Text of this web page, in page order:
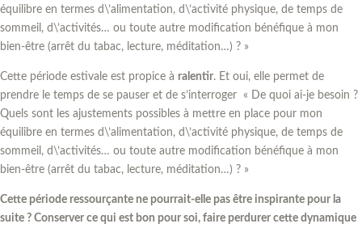
équilibre en termes d\’alimentation, d\’activité physique, de temps de
sommeil, d\’activités… ou toute autre modification bénéfique à mon
bien-être (arrêt du tabac, lecture, méditation…) ? »
Cette période estivale est propice à ralentir. Et oui, elle permet de
prendre le temps de se pauser et de s’interroger « De quoi ai-je besoin ?
Quels sont les ajustements possibles à mettre en place pour mon
équilibre en termes d\’alimentation, d\’activité physique, de temps de
sommeil, d\’activités… ou toute autre modification bénéfique à mon
bien-être (arrêt du tabac, lecture, méditation…) ? »
Cette période ressourçante ne pourrait-elle pas être inspirante pour la
suite ? Conserver ce qui est bon pour soi, faire perdurer cette dynamique